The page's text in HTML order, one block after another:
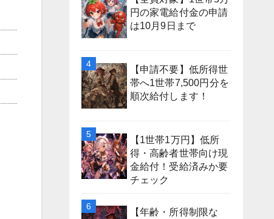
円の家電給付金の申請
は10月9日まで
【申請不要】低所得世
帯へ1世帯7,500円分を
順次給付します！
【1世帯1万円】低所
得・高齢者世帯向け現
金給付！受給済みか要
チェック
【年齢・所得制限な